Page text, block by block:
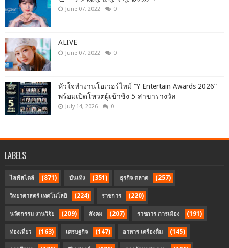
June 07, 2022 0
ALIVE
June 07, 2022 0
หัวใจทำงานโอเวอร์ไทม์ “Y Entertain Awards 2026”
พร้อมเปิดโหวตผู้เข้าชิง 5 สาขารางวัล
July 14, 2026 0
LABELS
ไลฟ์สไตล์ (871) บันเทิง (351) ธุรกิจ ตลาด (257)
วิทยาศาสตร์ เทคโนโลยี (224) ราชการ (220)
นวัตกรรม งานวิจัย (209) สังคม (207) ราชการ การเมือง (191)
ท่องเที่ยว (163) เศรษฐกิจ (147) อาหาร เครื่องดื่ม (145)